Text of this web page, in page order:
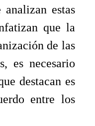
estas
que la
de las
es necesario
destacan es
entre los